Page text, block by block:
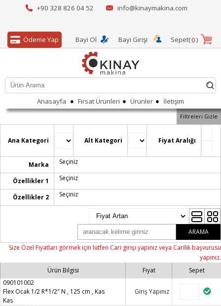
+90 328 826 04 52 info@kinaymakina.com
Ödeme Yap Bayi Ol Bayi Girişi Sepet(0)
Anasayfa ● Fırsat Ürünleri ● Ürünler ● İletişim
Filtreleri Gizle
Ana Kategori Alt Kategori Fiyat Aralığı
Marka Seçiniz
Özellikler 1 Seçiniz
Özellikler 2 Seçiniz
ARAMA
Size Özel Fiyatları görmek için lütfen Cari girişi yapınız veya Carilik başvurusu
yapınız.
Ürün Bilgisi
Fiyat
Sepet
090101002
Flex Ocak 1/2 R*1/2" N , 125 cm , Kas
Kas
Giriş Yapınız